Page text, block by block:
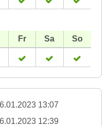
13:07
12:39